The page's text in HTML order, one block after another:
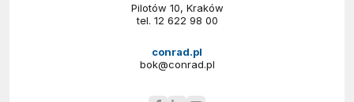
Pilotów 10, Kraków
tel. 12 622 98 00
conrad.pl
bok@conrad.pl